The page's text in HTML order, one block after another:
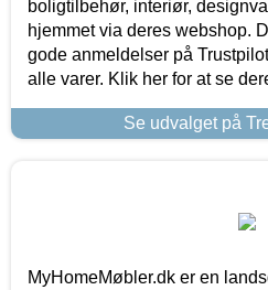
boligtilbehør, interiør,
hjemmet via deres webshop.
gode anmeldelser på
alle varer. Klik her for at se
Se udvalget på
MyHomeMøbler.dk er en